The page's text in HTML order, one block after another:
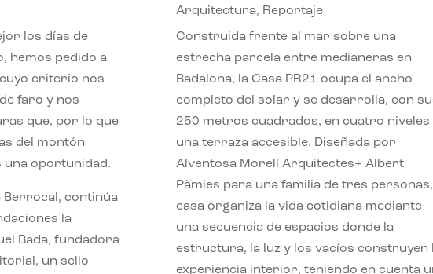
los días de
hemos pedido a
criterio nos
faro y nos
que, por lo que
del montón
una oportunidad.
continúa
la
Bada, fundadora
un sello
Arquitectura, Reportaje
Construida frente al mar sobre una
estrecha parcela entre medianeras en
Badalona, la Casa PR21 ocupa el ancho
completo del solar y se desarrolla, con
250 metros cuadrados, en cuatro niveles
una terraza accesible. Diseñada por
Alventosa Morell Arquitectes+ Albert
Pàmies para una familia de tres
casa organiza la vida cotidiana mediante
una secuencia de espacios donde la
estructura, la luz y los vacíos construyen
experiencia interior, teniendo en cuenta